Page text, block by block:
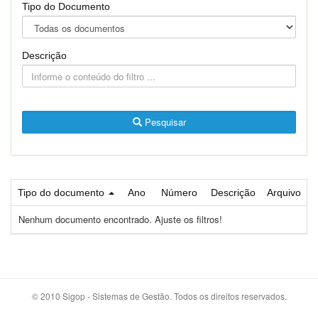
Tipo do Documento
Descrição
Pesquisar
Tipo do documento Ano Número Descrição Arquivo
Nenhum documento encontrado. Ajuste os filtros!
© 2010 Sigop - Sistemas de Gestão. Todos os direitos reservados.